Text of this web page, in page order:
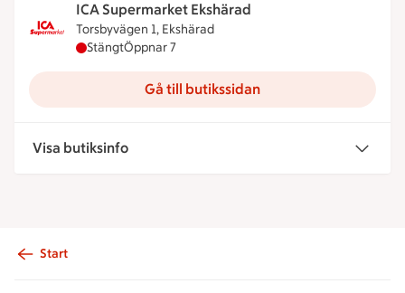
ICA Supermarket Ekshärad
Torsbyvägen 1, Ekshärad
ICA Supermarket Ekshärad har stängt, öppnar
StängtÖppnar 7
Gå till butikssidan
Visa butiksinfo
Start